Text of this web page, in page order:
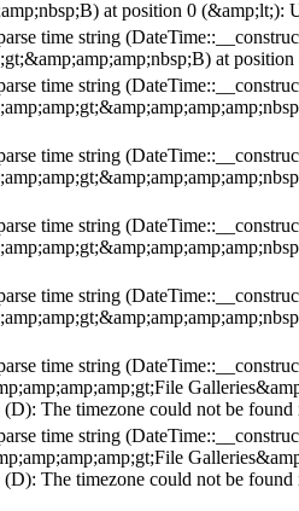
at position 0 (&amp;lt;):
time string
at
time string
time string
time string
time string
time string
The timezone could not be
time string
The timezone could not be